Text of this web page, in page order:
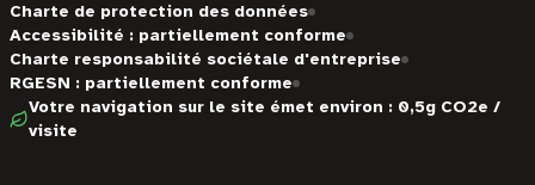
Charte de protection des données
Accessibilité : partiellement conforme
Charte responsabilité sociétale d'entreprise
RGESN : partiellement conforme
Votre navigation sur le site émet environ : 0,5g CO2e /
visite